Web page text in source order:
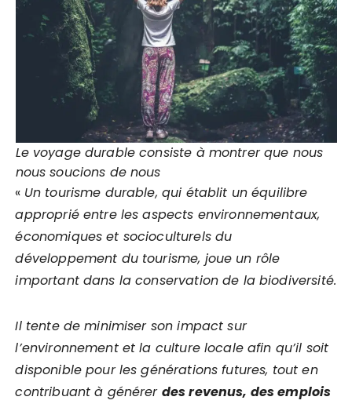
Le voyage durable consiste à montrer que nous
nous soucions de nous
« Un tourisme durable, qui établit un équilibre
approprié entre les aspects environnementaux,
économiques et socioculturels du
développement du tourisme, joue un rôle
important dans la conservation de la biodiversité.
Il tente de minimiser son impact sur
l’environnement et la culture locale afin qu’il soit
disponible pour les générations futures, tout en
contribuant à générer des revenus, des emplois